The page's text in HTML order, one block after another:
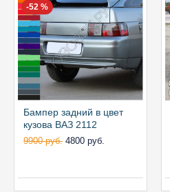
-52 %
Бампер задний в цвет
кузова ВАЗ 2112
9900 руб. 4800 руб.